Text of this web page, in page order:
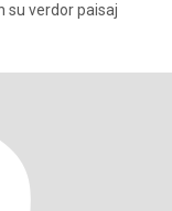
su verdor paisaj